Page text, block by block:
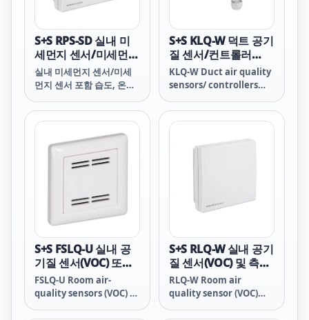
5.0 &mu;m (depending
on model) Optional
integrated 5” touch
screen with
S+S RPS-SD 실내 미
세먼지 센서/미세먼지
센서 포함 습도, 온도,
미세먼지(PM), CO2
실내 미세먼지 센서/미세
먼지 센서 포함 습도, 온도,
S+S KLQ-W 덕트 공기
질 센서/컨트롤러
(VOC)
KLQ-W Duct air quality
sensors/ controllers
S+S FSLQ-U 실내 공
기질 센서(VOC) 또는
측정 변환기
FSLQ-U Room air-
quality sensors (VOC) or
S+S RLQ-W 실내 공기
질 센서(VOC) 및 측정
변환기
RLQ-W Room air
quality sensor (VOC)